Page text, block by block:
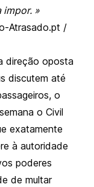
impor. »
Atrasado.pt /
direção oposta
discutem até
o
o Civil
exatamente
à autoridade
poderes
de multar